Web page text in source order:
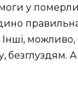
у
Інші, можливо,
безглуздям. А